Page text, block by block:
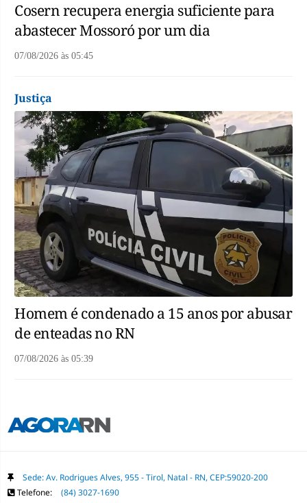
Cosern recupera energia suficiente para
abastecer Mossoró por um dia
07/08/2026 às 05:45
Justiça
Homem é condenado a 15 anos por abusar
de enteadas no RN
07/08/2026 às 05:39
Sede: Av. Rodrigues Alves, 955 - Tirol, Natal - RN, CEP:59020-200
Telefone:
(84) 3027-1690